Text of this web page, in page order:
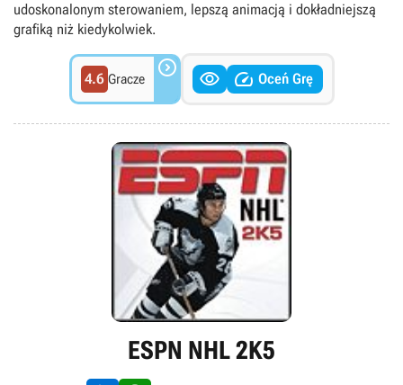
udoskonalonym sterowaniem, lepszą animacją i dokładniejszą
grafiką niż kiedykolwiek.
4.6 Gracze    Oceń Grę
ESPN NHL 2K5